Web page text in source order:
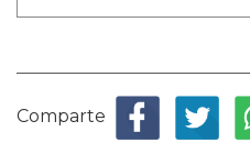
Comparte